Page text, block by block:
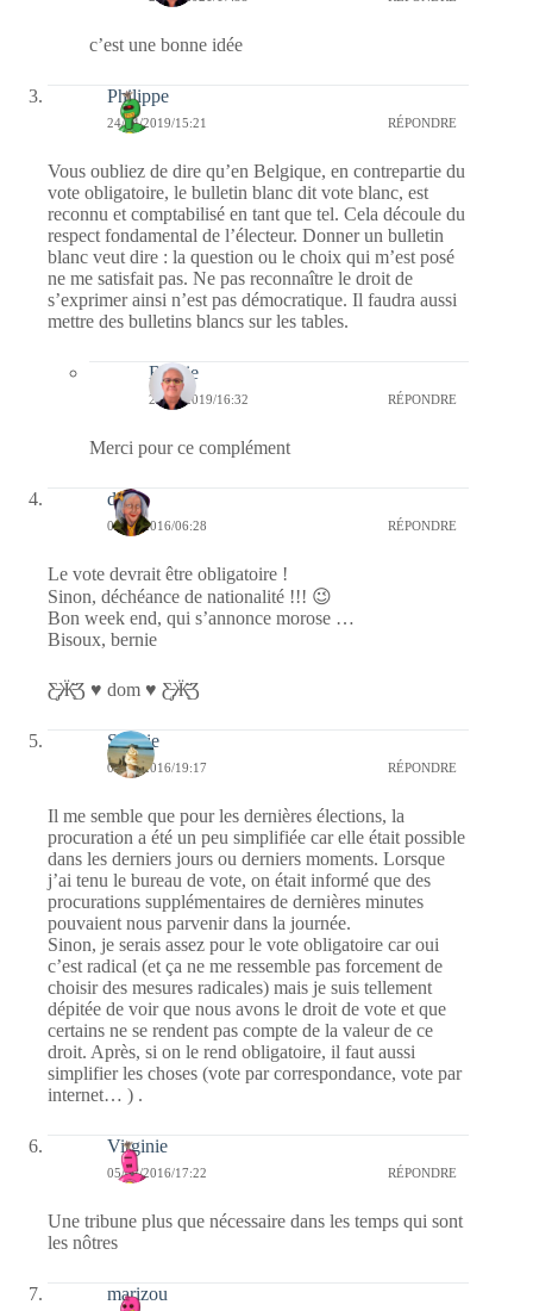
c’est une bonne idée
Philippe
24/04/2019/15:21 RÉPONDRE
Vous oubliez de dire qu’en Belgique, en contrepartie du
vote obligatoire, le bulletin blanc dit vote blanc, est
reconnu et comptabilisé en tant que tel. Cela découle du
respect fondamental de l’électeur. Donner un bulletin
blanc veut dire : la question ou le choix qui m’est posé
ne me satisfait pas. Ne pas reconnaître le droit de
s’exprimer ainsi n’est pas démocratique. Il faudra aussi
mettre des bulletins blancs sur les tables.
Bernie
25/04/2019/16:32 RÉPONDRE
Merci pour ce complément
dom
06/02/2016/06:28 RÉPONDRE
Le vote devrait être obligatoire !
Sinon, déchéance de nationalité !!! 😉
Bon week end, qui s’annonce morose …
Bisoux, bernie
Ƹ̵̡Ӝ̵̨̄Ʒ ♥ dom ♥ Ƹ̵̡Ӝ̵̨̄Ʒ
Sophie
05/02/2016/19:17 RÉPONDRE
Il me semble que pour les dernières élections, la
procuration a été un peu simplifiée car elle était possible
dans les derniers jours ou derniers moments. Lorsque
j’ai tenu le bureau de vote, on était informé que des
procurations supplémentaires de dernières minutes
pouvaient nous parvenir dans la journée.
Sinon, je serais assez pour le vote obligatoire car oui
c’est radical (et ça ne me ressemble pas forcement de
choisir des mesures radicales) mais je suis tellement
dépitée de voir que nous avons le droit de vote et que
certains ne se rendent pas compte de la valeur de ce
droit. Après, si on le rend obligatoire, il faut aussi
simplifier les choses (vote par correspondance, vote par
internet… ) .
Virginie
05/02/2016/17:22 RÉPONDRE
Une tribune plus que nécessaire dans les temps qui sont
les nôtres
marizou